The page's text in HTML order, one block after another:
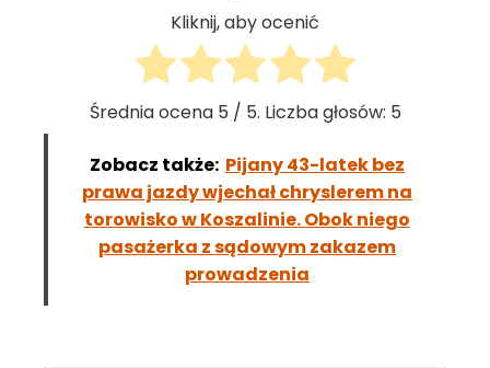
Kliknij, aby ocenić
Średnia ocena 5 / 5. Liczba głosów: 5
Zobacz także: Pijany 43-latek bez
prawa jazdy wjechał chryslerem na
torowisko w Koszalinie. Obok niego
pasażerka z sądowym zakazem
prowadzenia